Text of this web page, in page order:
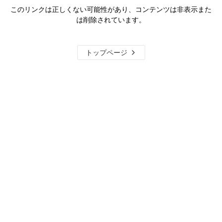
このリンクは正しくない可能性があり、コンテンツは非表示また
は削除されています。
トップページ